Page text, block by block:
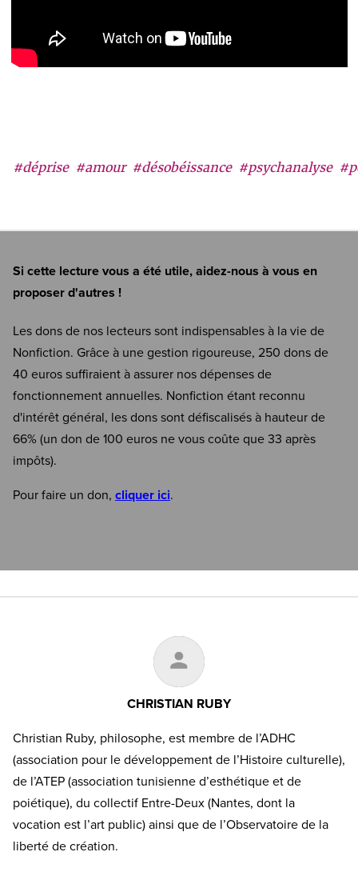
#déprise #amour #désobéissance #psychanalyse
Si cette lecture vous a été utile, aidez-nous à vous en
proposer d'autres !
Les dons de nos lecteurs sont indispensables à la vie de
Nonfiction. Grâce à une gestion rigoureuse, 250 dons de
40 euros suffiraient à assurer nos dépenses de
fonctionnement annuelles. Nonfiction étant reconnu
d'intérêt général, les dons sont défiscalisés à hauteur de
66% (un don de 100 euros ne vous coûte que 33 après
impôts).
Pour faire un don, cliquer ici.
CHRISTIAN RUBY
Christian Ruby, philosophe, est membre de l’ADHC
(association pour le développement de l’Histoire culturelle),
de l’ATEP (association tunisienne d’esthétique et de
poiétique), du collectif Entre-Deux (Nantes, dont la
vocation est l’art public) ainsi que de l’Observatoire de la
liberté de création.